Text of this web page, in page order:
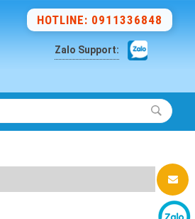
HOTLINE: 0911336848
Zalo Support: